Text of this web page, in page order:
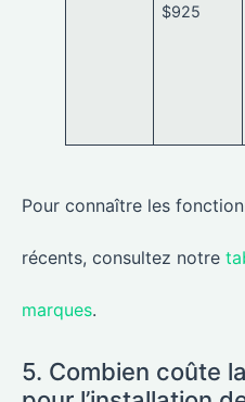
$925
Pour connaître les
récents, consultez notre
marques.
5. Combien coûte